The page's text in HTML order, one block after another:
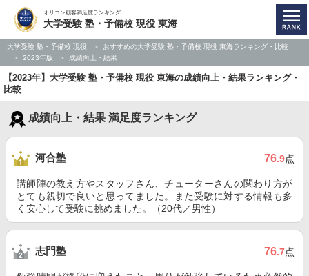
オリコン顧客満足度ランキング
大学受験 塾・予備校 現役 東海
大学受験 塾・予備校 現役
おすすめの大学受験 塾・予備校 現役 東海ランキング・比較
2023年版
成績向上・結果
【2023年】大学受験 塾・予備校 現役 東海の成績向上・結果ランキング・
比較
成績向上・結果 満足度ランキング
河合塾 76.9点
講師陣の教え方やスタッフさん、チューターさんの関わり方が
とても親切で良いと思ってました。また受験に対する情報も多
く安心して受験に挑めました。（20代／男性）
志門塾 76.7点